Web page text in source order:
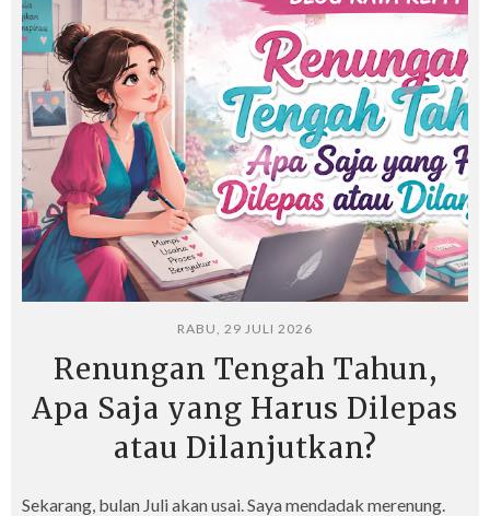
RABU, 29 JULI 2026
Renungan Tengah Tahun,
Apa Saja yang Harus Dilepas
atau Dilanjutkan?
Sekarang, bulan Juli akan usai. Saya mendadak merenung.